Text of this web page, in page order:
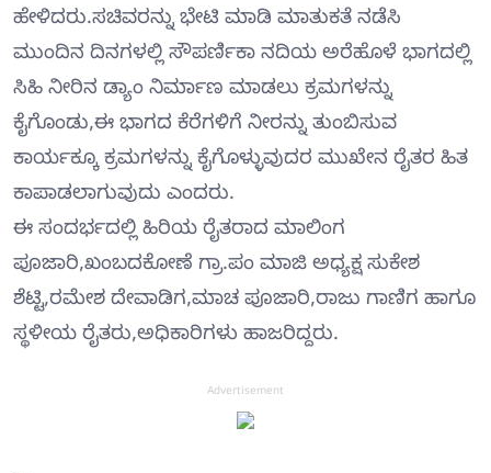
ಹೇಳಿದರು.ಸಚಿವರನ್ನು ಭೇಟಿ ಮಾಡಿ ಮಾತುಕತೆ ನಡೆಸಿ
ಮುಂದಿನ ದಿನಗಳಲ್ಲಿ ಸೌಪರ್ಣಿಕಾ ನದಿಯ ಅರೆಹೊಳೆ ಭಾಗದಲ್ಲಿ
ಸಿಹಿ ನೀರಿನ ಡ್ಯಾಂ ನಿರ್ಮಾಣ ಮಾಡಲು ಕ್ರಮಗಳನ್ನು
ಕೈಗೊಂಡು,ಈ ಭಾಗದ ಕೆರೆಗಳಿಗೆ ನೀರನ್ನು ತುಂಬಿಸುವ
ಕಾರ್ಯಕ್ಕೂ ಕ್ರಮಗಳನ್ನು ಕೈಗೊಳ್ಳುವುದರ ಮುಖೇನ ರೈತರ ಹಿತ
ಕಾಪಾಡಲಾಗುವುದು ಎಂದರು.
ಈ ಸಂದರ್ಭದಲ್ಲಿ ಹಿರಿಯ ರೈತರಾದ ಮಾಲಿಂಗ
ಪೂಜಾರಿ,ಖಂಬದಕೋಣೆ ಗ್ರಾ.ಪಂ ಮಾಜಿ ಅಧ್ಯಕ್ಷ ಸುಕೇಶ
ಶೆಟ್ಟಿ,ರಮೇಶ ದೇವಾಡಿಗ,ಮಾಚ ಪೂಜಾರಿ,ರಾಜು ಗಾಣಿಗ ಹಾಗೂ
ಸ್ಥಳೀಯ ರೈತರು,ಅಧಿಕಾರಿಗಳು ಹಾಜರಿದ್ದರು.
Advertisement